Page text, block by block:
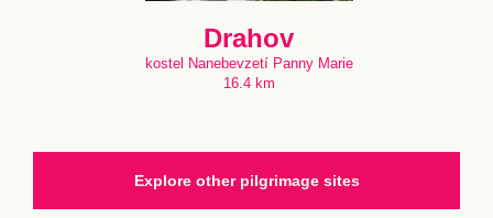
Drahov
kostel Nanebevzetí Panny Marie
16.4 km
Explore other pilgrimage sites